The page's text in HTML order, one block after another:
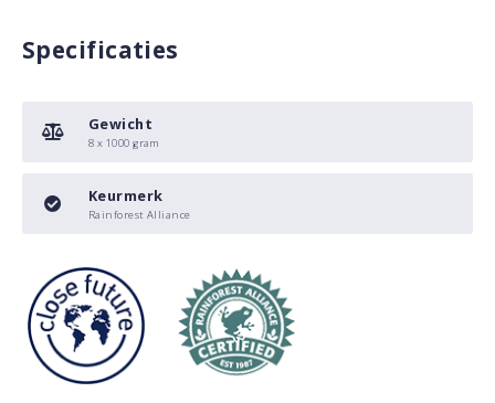
Specificaties
Gewicht
8 x 1000 gram
Keurmerk
Rainforest Alliance